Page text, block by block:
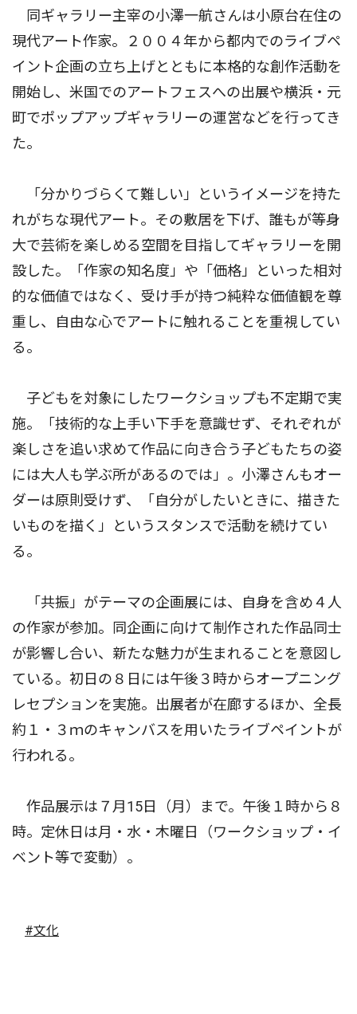
同ギャラリー主宰の小澤一航さんは小原台在住の
現代アート作家。２００４年から都内でのライブペ
イント企画の立ち上げとともに本格的な創作活動を
開始し、米国でのアートフェスへの出展や横浜・元
町でポップアップギャラリーの運営などを行ってき
た。
「分かりづらくて難しい」というイメージを持た
れがちな現代アート。その敷居を下げ、誰もが等身
大で芸術を楽しめる空間を目指してギャラリーを開
設した。「作家の知名度」や「価格」といった相対
的な価値ではなく、受け手が持つ純粋な価値観を尊
重し、自由な心でアートに触れることを重視してい
る。
子どもを対象にしたワークショップも不定期で実
施。「技術的な上手い下手を意識せず、それぞれが
楽しさを追い求めて作品に向き合う子どもたちの姿
には大人も学ぶ所があるのでは」。小澤さんもオー
ダーは原則受けず、「自分がしたいときに、描きた
いものを描く」というスタンスで活動を続けてい
る。
「共振」がテーマの企画展には、自身を含め４人
の作家が参加。同企画に向けて制作された作品同士
が影響し合い、新たな魅力が生まれることを意図し
ている。初日の８日には午後３時からオープニング
レセプションを実施。出展者が在廊するほか、全長
約１・３ｍのキャンバスを用いたライブペイントが
行われる。
作品展示は７月15日（月）まで。午後１時から８
時。定休日は月・水・木曜日（ワークショップ・イ
ベント等で変動）。
#文化